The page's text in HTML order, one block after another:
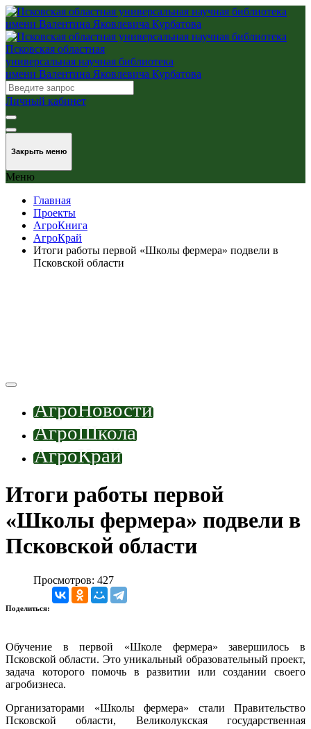
Псковская областная
универсальная научная библиотека
имени Валентина Яковлевича Курбатова
Личный кабинет
Закрыть меню
Меню
Главная
Проекты
АгроКнига
АгроКрай
Итоги работы первой «Школы фермера» подвели в
Псковской области
АгроНовости
АгроШкола
АгроКрай
Итоги работы первой
«Школы фермера» подвели в
Псковской области
Просмотров: 427
Поделиться:
Обучение в первой «Школе фермера» завершилось в
Псковской области. Это уникальный образовательный проект,
задача которого помочь в развитии или создании своего
агробизнеса.
Организаторами «Школы фермера» стали Правительство
Псковской области, Великолукская государственная